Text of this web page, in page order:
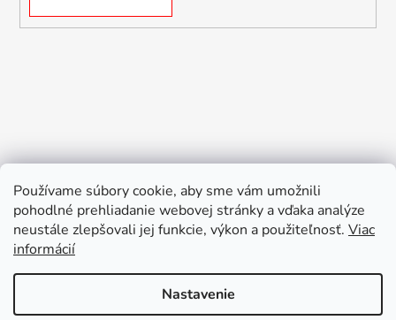
Používame súbory cookie, aby sme vám umožnili
pohodlné prehliadanie webovej stránky a vďaka analýze
neustále zlepšovali jej funkcie, výkon a použiteľnosť. Viac
informácií
Nastavenie